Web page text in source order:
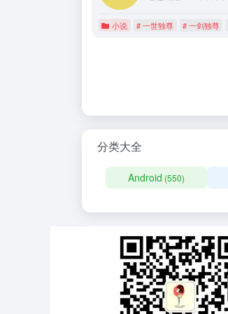
小说 # 一世独尊 # 一剑独尊
分类大全
Android (550)